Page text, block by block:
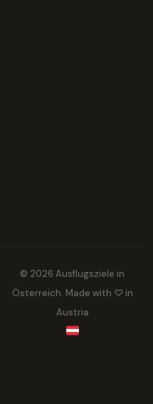
© 2026 Ausflugsziele in
Österreich. Made with ♡ in
Austria